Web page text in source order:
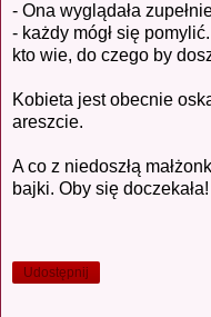
- Ona wyglądała
- każdy mógł się
kto wie, do czego by
Kobieta jest obecnie
areszcie.
A co z niedoszłą
bajki. Oby się doczekała!
Udostępnij